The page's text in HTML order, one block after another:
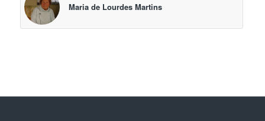
Maria de Lourdes Martins